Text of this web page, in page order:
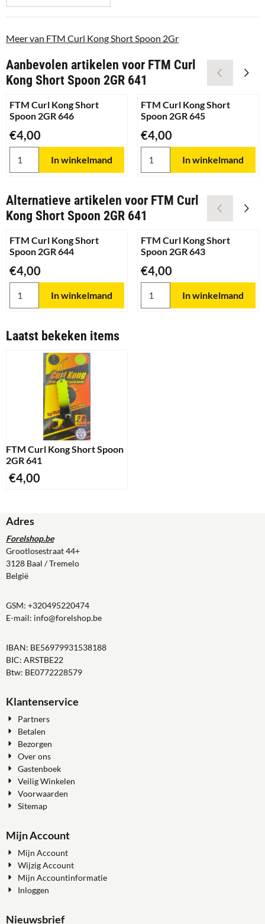
Meer van FTM Curl Kong Short Spoon 2Gr
Aanbevolen artikelen voor FTM Curl
Kong Short Spoon 2GR 641
FTM Curl Kong Short
Spoon 2GR 646
Prijs: 4,00
€4,00
In winkelmand
FTM Curl Kong Short
Spoon 2GR 645
Prijs: 4,00
€4,00
In winkelmand
Alternatieve artikelen voor FTM Curl
Kong Short Spoon 2GR 641
FTM Curl Kong Short
Spoon 2GR 644
Prijs: 4,00
€4,00
In winkelmand
FTM Curl Kong Short
Spoon 2GR 643
Prijs: 4,00
€4,00
In winkelmand
Laatst bekeken items
FTM Curl Kong Short Spoon
2GR 641
€4,00
Adres
Forelshop.be
Grootlosestraat 44+
3128 Baal / Tremelo
België
GSM: +320495220474
E-mail: info@forelshop.be
IBAN: BE56979931538188
BIC: ARSTBE22
Btw: BE0772228579
Klantenservice
Partners
Betalen
Bezorgen
Over ons
Gastenboek
Veilig Winkelen
Voorwaarden
Sitemap
Mijn Account
Mijn Account
Wijzig Account
Mijn Accountinformatie
Inloggen
Nieuwsbrief